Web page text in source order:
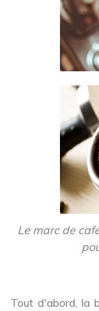
Le marc de
Tout d'abord, la